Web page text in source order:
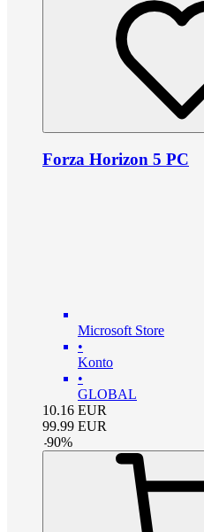
Forza Horizon 5 PC
Microsoft Store
•
Konto
•
GLOBAL
10.16 EUR
99.99 EUR
-90%